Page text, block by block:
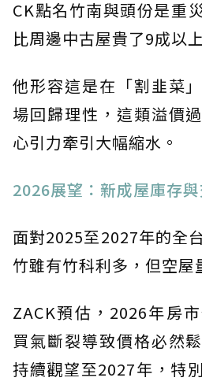
CK點名竹南與頭份是重
比周邊中古屋貴了9成以
他形容這是在「割韭菜
場回歸理性，這類溢價
心引力牽引大幅縮水。
2026展望：新成屋庫存
面對2025至2027年的全
竹雖有竹科利多，但空屋
ZACK預估，2026年房
買氣斷裂導致價格必然
持續觀望至2027年，特